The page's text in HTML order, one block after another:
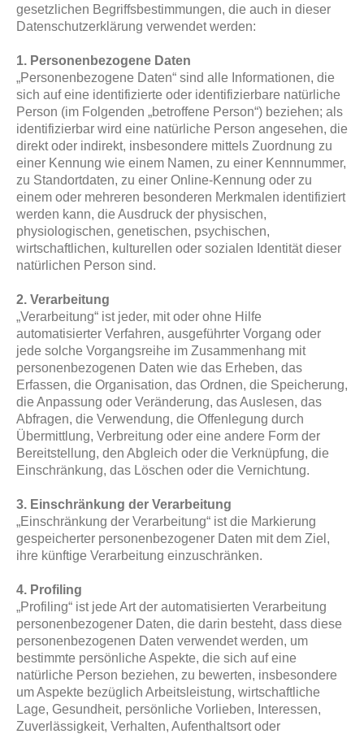
gesetzlichen Begriffsbestimmungen, die auch in dieser
Datenschutzerklärung verwendet werden:
1. Personenbezogene Daten
„Personenbezogene Daten“ sind alle Informationen, die
sich auf eine identifizierte oder identifizierbare natürliche
Person (im Folgenden „betroffene Person“) beziehen; als
identifizierbar wird eine natürliche Person angesehen, die
direkt oder indirekt, insbesondere mittels Zuordnung zu
einer Kennung wie einem Namen, zu einer Kennnummer,
zu Standortdaten, zu einer Online-Kennung oder zu
einem oder mehreren besonderen Merkmalen identifiziert
werden kann, die Ausdruck der physischen,
physiologischen, genetischen, psychischen,
wirtschaftlichen, kulturellen oder sozialen Identität dieser
natürlichen Person sind.
2. Verarbeitung
„Verarbeitung“ ist jeder, mit oder ohne Hilfe
automatisierter Verfahren, ausgeführter Vorgang oder
jede solche Vorgangsreihe im Zusammenhang mit
personenbezogenen Daten wie das Erheben, das
Erfassen, die Organisation, das Ordnen, die Speicherung,
die Anpassung oder Veränderung, das Auslesen, das
Abfragen, die Verwendung, die Offenlegung durch
Übermittlung, Verbreitung oder eine andere Form der
Bereitstellung, den Abgleich oder die Verknüpfung, die
Einschränkung, das Löschen oder die Vernichtung.
3. Einschränkung der Verarbeitung
„Einschränkung der Verarbeitung“ ist die Markierung
gespeicherter personenbezogener Daten mit dem Ziel,
ihre künftige Verarbeitung einzuschränken.
4. Profiling
„Profiling“ ist jede Art der automatisierten Verarbeitung
personenbezogener Daten, die darin besteht, dass diese
personenbezogenen Daten verwendet werden, um
bestimmte persönliche Aspekte, die sich auf eine
natürliche Person beziehen, zu bewerten, insbesondere
um Aspekte bezüglich Arbeitsleistung, wirtschaftliche
Lage, Gesundheit, persönliche Vorlieben, Interessen,
Zuverlässigkeit, Verhalten, Aufenthaltsort oder